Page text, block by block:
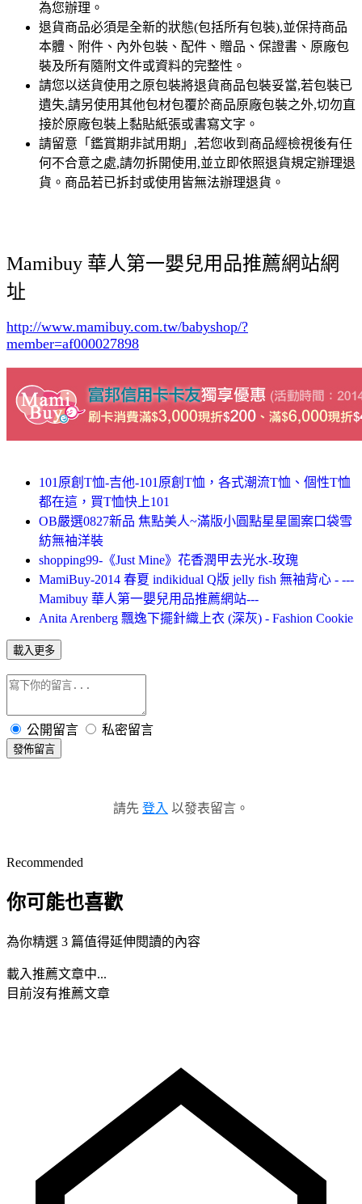
為您辦理。
退貨商品必須是全新的狀態(包括所有包裝),並保持商品
本體、附件、內外包裝、配件、贈品、保證書、原廠包
裝及所有隨附文件或資料的完整性。
請您以送貨使用之原包裝將退貨商品包裝妥當,若包裝已
遺失,請另使用其他包材包覆於商品原廠包裝之外,切勿直
接於原廠包裝上黏貼紙張或書寫文字。
請留意「鑑賞期非試用期」,若您收到商品經檢視後有任
何不合意之處,請勿拆開使用,並立即依照退貨規定辦理退
貨。商品若已拆封或使用皆無法辦理退貨。
Mamibuy 華人第一嬰兒用品推薦網站網
址
http://www.mamibuy.com.tw/babyshop/?
member=af000027898
101原創T恤-吉他-101原創T恤，各式潮流T恤、個性T恤
都在這，買T恤快上101
OB嚴選0827新品 焦點美人~滿版小圓點星星圖案口袋雪
紡無袖洋裝
shopping99-《Just Mine》花香潤甲去光水-玫瑰
MamiBuy-2014 春夏 indikidual Q版 jelly fish 無袖背心 - ---
Mamibuy 華人第一嬰兒用品推薦網站---
Anita Arenberg 飄逸下擺針織上衣 (深灰) - Fashion Cookie
載入更多
公開留言 私密留言
發佈留言
請先 登入 以發表留言。
Recommended
你可能也喜歡
為你精選 3 篇值得延伸閱讀的內容
載入推薦文章中...
目前沒有推薦文章